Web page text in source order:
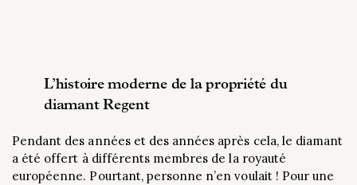
L’histoire moderne de la propriété du
diamant Regent
Pendant des années et des années après cela, le diamant
a été offert à différents membres de la royauté
européenne. Pourtant, personne n’en voulait ! Pour une